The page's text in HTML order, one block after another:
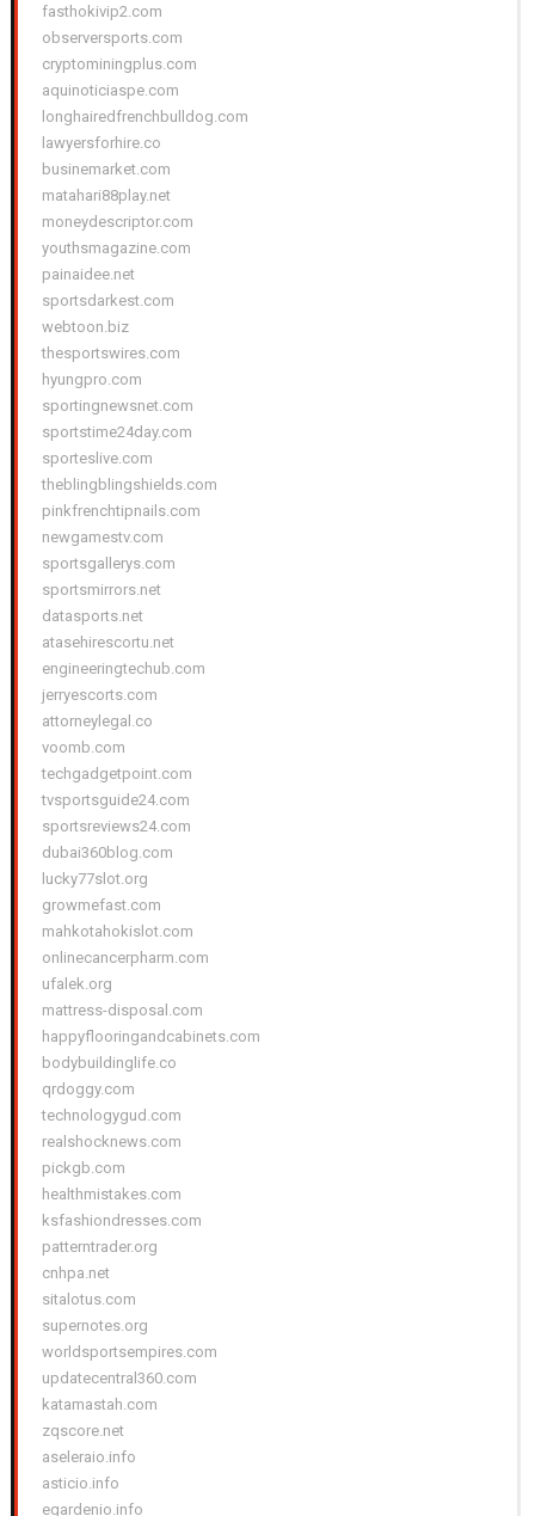
fasthokivip2.com
observersports.com
cryptominingplus.com
aquinoticiaspe.com
longhairedfrenchbulldog.com
lawyersforhire.co
businemarket.com
matahari88play.net
moneydescriptor.com
youthsmagazine.com
painaidee.net
sportsdarkest.com
webtoon.biz
thesportswires.com
hyungpro.com
sportingnewsnet.com
sportstime24day.com
sporteslive.com
theblingblingshields.com
pinkfrenchtipnails.com
newgamestv.com
sportsgallerys.com
sportsmirrors.net
datasports.net
atasehirescortu.net
engineeringtechub.com
jerryescorts.com
attorneylegal.co
voomb.com
techgadgetpoint.com
tvsportsguide24.com
sportsreviews24.com
dubai360blog.com
lucky77slot.org
growmefast.com
mahkotahokislot.com
onlinecancerpharm.com
ufalek.org
mattress-disposal.com
happyflooringandcabinets.com
bodybuildinglife.co
qrdoggy.com
technologygud.com
realshocknews.com
pickgb.com
healthmistakes.com
ksfashiondresses.com
patterntrader.org
cnhpa.net
sitalotus.com
supernotes.org
worldsportsempires.com
updatecentral360.com
katamastah.com
zqscore.net
aseleraio.info
asticio.info
egardenio.info